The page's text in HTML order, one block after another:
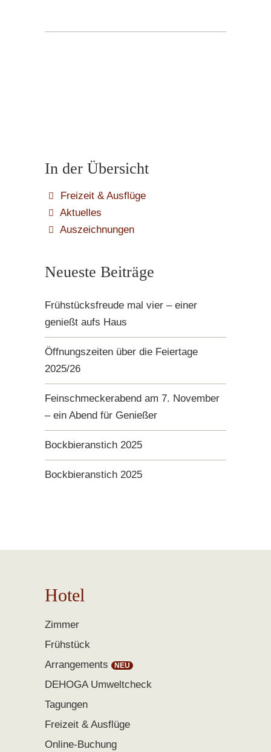
In der Übersicht
Freizeit & Ausflüge
Aktuelles
Auszeichnungen
Neueste Beiträge
Frühstücksfreude mal vier – einer
genießt aufs Haus
Öffnungszeiten über die Feiertage
2025/26
Feinschmeckerabend am 7. November
– ein Abend für Genießer
Bockbieranstich 2025
Bockbieranstich 2025
Hotel
Zimmer
Frühstück
Arrangements
DEHOGA Umweltcheck
Tagungen
Freizeit & Ausflüge
Online-Buchung